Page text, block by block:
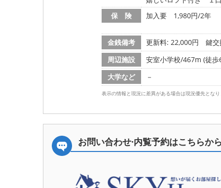
保 険
加入要 1,980円/2年
金銭備考 更新料: 22,000円
鍵
周辺施設
安室小学校/467m (徒歩
大学など
－
表示の情報と現況に差異がある場合は現況優先とな
お問い合わせ·内覧予約はこちらか